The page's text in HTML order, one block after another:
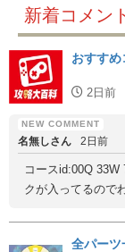
新着コメン
おすす
2日前
名無しさん 2日前
コースid:00Q
クが入ってるので
全パーツ